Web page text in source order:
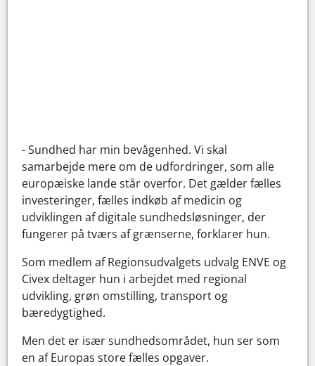
- Sundhed har min bevågenhed. Vi skal
samarbejde mere om de udfordringer, som alle
europæiske lande står overfor. Det gælder fælles
investeringer, fælles indkøb af medicin og
udviklingen af digitale sundhedsløsninger, der
fungerer på tværs af grænserne, forklarer hun.
Som medlem af Regionsudvalgets udvalg ENVE og
Civex deltager hun i arbejdet med regional
udvikling, grøn omstilling, transport og
bæredygtighed.
Men det er især sundhedsområdet, hun ser som
en af Europas store fælles opgaver.